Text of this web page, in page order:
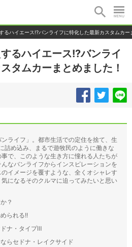
るハイエース!?バンライフに特化した最新カスタムカー
るハイエース!?バンライ
タムカーまとめました！
ライフ」。都市生活での定住を捨て、生
詰め込み、まるで遊牧民のように働きな
で、このような生き方に憧れる人たちが
なバンライフからインスピレーションを
イメージを覆すような、全くオシャレす
になるそのクルマに迫ってみたいと思い
？
られる!!
ナ・タイプⅢ
らセドナ・レイクサイド